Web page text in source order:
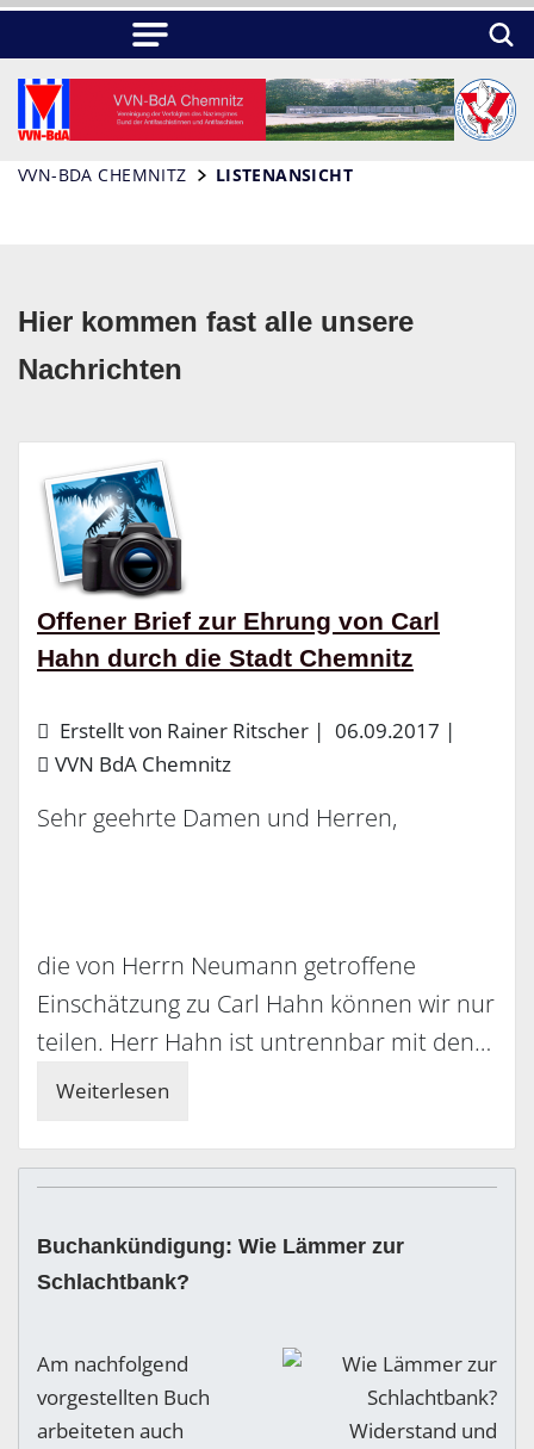
VVN-BDA CHEMNITZ LISTENANSICHT
Hier kommen fast alle unsere
Nachrichten
Offener Brief zur Ehrung von Carl
Hahn durch die Stadt Chemnitz
Erstellt von Rainer Ritscher | 06.09.2017 |
VVN BdA Chemnitz
Sehr geehrte Damen und Herren,
die von Herrn Neumann getroffene
Einschätzung zu Carl Hahn können wir nur
teilen. Herr Hahn ist untrennbar mit den…
Weiterlesen
Buchankündigung: Wie Lämmer zur
Schlachtbank?
Am nachfolgend
vorgestellten Buch
arbeiteten auch